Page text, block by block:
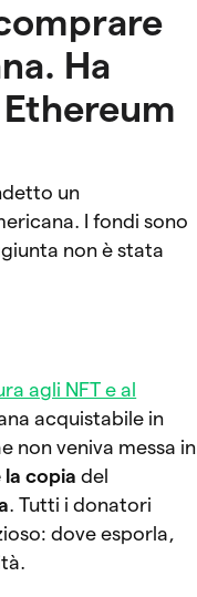
Ha
un
I fondi sono
non è stata
agli NFT e al
acquistabile in
non veniva messa in
copia del
. Tutti i donatori
dove esporla,